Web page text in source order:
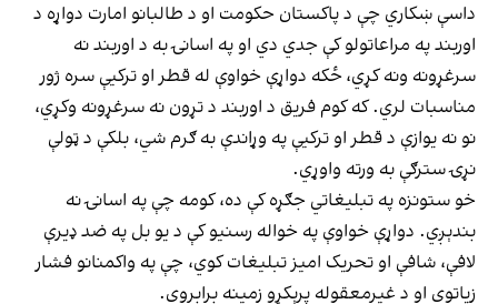
داسې ښکاري چې د پاکستان حکومت او د طالبانو امارت دواړه د
اوربند په مراعاتولو کې جدي دي او په اسانۍ به د اوربند نه
سرغړونه ونه کړي، ځکه دواړې خواوې له قطر او ترکیې سره ژور
مناسبات لري. که کوم فریق د اوربند د تړون نه سرغړونه وکړي،
نو نه یوازې د قطر او ترکیې په وړاندې به ګرم شي، بلکې د ټولې
نړۍ سترګې به ورته واوړي.
خو ستونزه په تبلیغاتي جګړه کې ده، کومه چې په اسانۍ نه
بندېږي. دواړې خواوې په خواله رسنیو کې د یو بل په ضد ډیرې
لافې، شافې او تحریک امیز تبلیغات کوي، چې په واکمنانو فشار
زیاتوي او د غیرمعقوله پرېکړو زمینه برابروي.